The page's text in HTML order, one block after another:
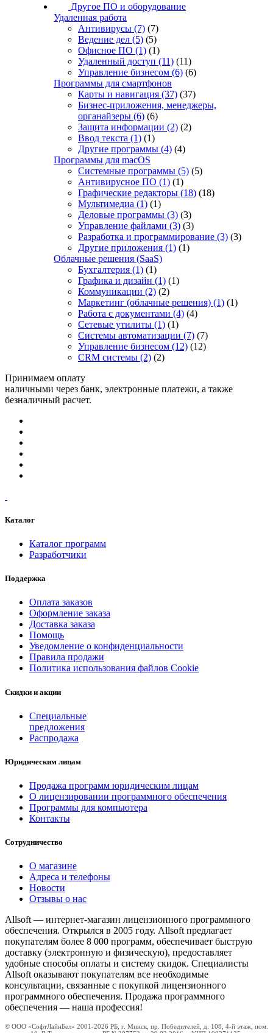
Другое ПО и оборудование
Удаленная работа
Антивирусы (7) (7)
Ведение дел (5) (5)
Офисное ПО (1) (1)
Удаленный доступ (11) (11)
Управление бизнесом (6) (6)
Программы для смартфонов
Карты и навигация (37) (37)
Бизнес-приложения, менеджеры,
органайзеры (6) (6)
Защита информации (2) (2)
Ввод текста (1) (1)
Другие программы (4) (4)
Программы для macOS
Системные программы (5) (5)
Антивирусное ПО (1) (1)
Графические редакторы (18) (18)
Мультимедиа (1) (1)
Деловые программы (3) (3)
Управление файлами (3) (3)
Разработка и программирование (3) (3)
Другие приложения (1) (1)
Облачные решения (SaaS)
Бухгалтерия (1) (1)
Графика и дизайн (1) (1)
Коммуникации (2) (2)
Маркетинг (облачные решения) (1) (1)
Работа с документами (4) (4)
Сетевые утилиты (1) (1)
Системы автоматизации (7) (7)
Управление бизнесом (12) (12)
CRM системы (2) (2)
Принимаем оплату
наличными через банк, электронные платежи, а также
безналичный расчет.
Каталог
Каталог программ
Разработчики
Поддержка
Оплата заказов
Оформление заказа
Доставка заказа
Помощь
Уведомление о конфиденциальности
Правила продажи
Политика использования файлов Cookie
Скидки и акции
Специальные
предложения
Распродажа
Юридическим лицам
Продажа программ юридическим лицам
О лицензировании программного обеспечения
Программы для компьютера
Контакты
Сотрудничество
О магазине
Адреса и телефоны
Новости
Отзывы о нас
Allsoft — интернет-магазин лицензионного программного
обеспечения. Открылся в 2005 году. Allsoft предлагает
покупателям более 8 000 программ, обеспечивает быструю
доставку (электронную и физическую), предоставляет
удобные способы оплаты и систему скидок. Специалисты
Allsoft оказывают покупателям все необходимые
консультации, связанные с покупкой лицензионного
программного обеспечения. Продажа программного
обеспечения — наша профессия!
© ООО «СофтЛайнБел» 2001-2026 РБ, г. Минск, пр. Победителей, д. 108, 4-й этаж, пом.